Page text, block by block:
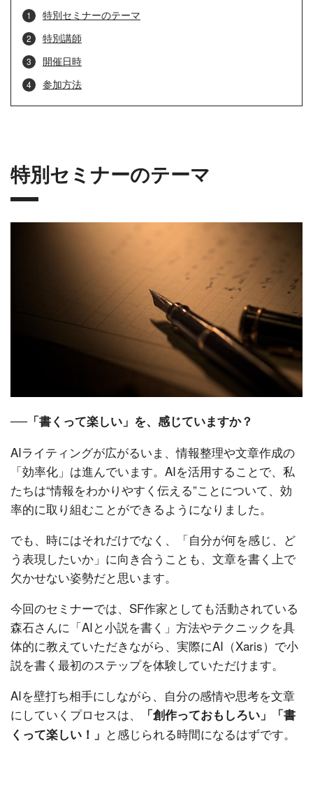
特別セミナーのテーマ
特別講師
開催日時
参加方法
特別セミナーのテーマ
──「書くって楽しい」を、感じていますか？
AIライティングが広がるいま、情報整理や文章作成の
「効率化」は進んでいます。AIを活用することで、私
たちは“情報をわかりやすく伝える”ことについて、効
率的に取り組むことができるようになりました。
でも、時にはそれだけでなく、「自分が何を感じ、ど
う表現したいか」に向き合うことも、文章を書く上で
欠かせない姿勢だと思います。
今回のセミナーでは、SF作家としても活動されている
森石さんに「AIと小説を書く」方法やテクニックを具
体的に教えていただきながら、実際にAI（Xaris）で小
説を書く最初のステップを体験していただけます。
AIを壁打ち相手にしながら、自分の感情や思考を文章
にしていくプロセスは、
「創作っておもしろい」「書
くって楽しい！」 と感じられる時間になるはずです。